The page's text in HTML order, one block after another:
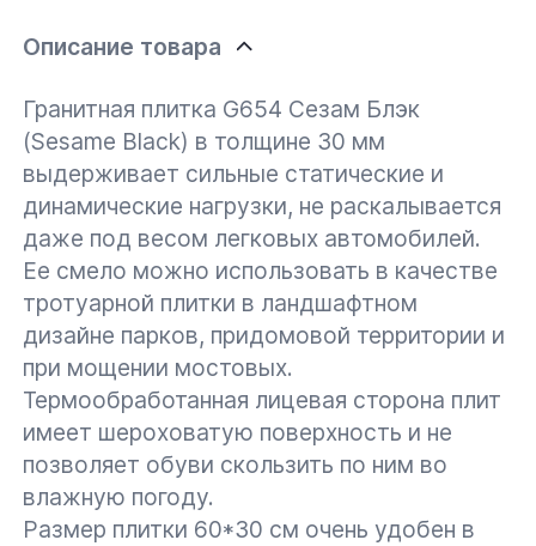
Описание товара
Гранитная плитка G654 Сезам Блэк
(Sesame Black) в толщине 30 мм
выдерживает сильные статические и
динамические нагрузки, не раскалывается
даже под весом легковых автомобилей.
Ее смело можно использовать в качестве
тротуарной плитки в ландшафтном
дизайне парков, придомовой территории и
при мощении мостовых.
Термообработанная лицевая сторона плит
имеет шероховатую поверхность и не
позволяет обуви скользить по ним во
влажную погоду.
Размер плитки 60*30 см очень удобен в